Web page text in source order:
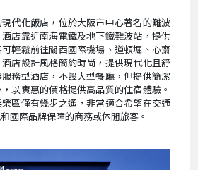
代化飯店，位於大阪市中心著名的難波
店靠近南海電鐵及地下鐵難波站，提供
輕鬆前往關西國際機場、道頓堀、心齋
店設計風格簡約時尚，提供現代化且舒
務型酒店，不設大型餐廳，但提供簡潔
以實惠的價格提供高品質的住宿體驗。
區僅有幾步之遙，非常適合希望在交通
國際品牌保障的商務或休閒旅客。